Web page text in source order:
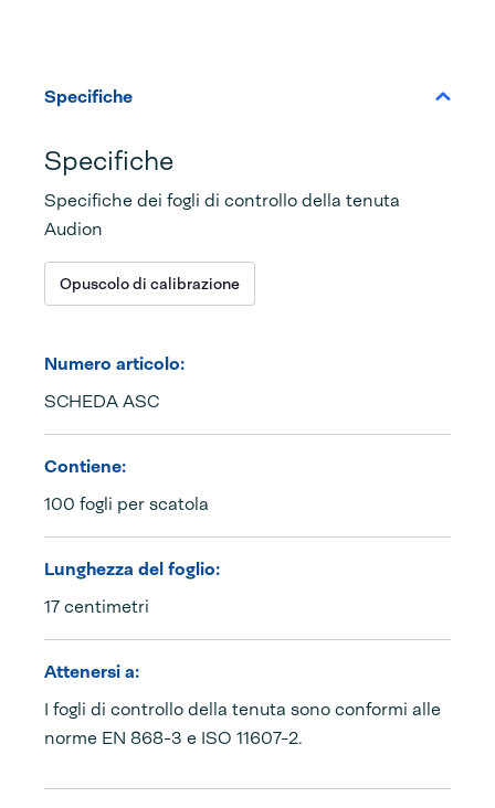
Specifiche
Specifiche
Specifiche dei fogli di controllo della tenuta
Audion
Opuscolo di calibrazione
Numero articolo:
SCHEDA ASC
Contiene:
100 fogli per scatola
Lunghezza del foglio:
17 centimetri
Attenersi a:
I fogli di controllo della tenuta sono conformi alle
norme EN 868-3 e ISO 11607-2.